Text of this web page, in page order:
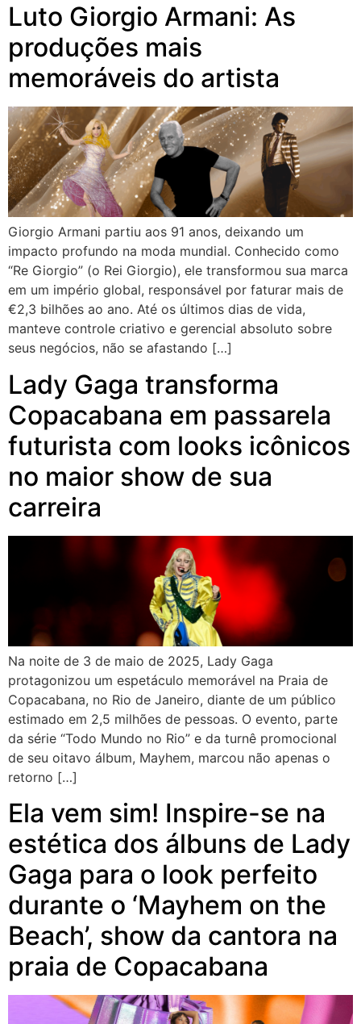
Luto Giorgio Armani: As
produções mais
memoráveis do artista
Giorgio Armani partiu aos 91 anos, deixando um
impacto profundo na moda mundial. Conhecido como
“Re Giorgio” (o Rei Giorgio), ele transformou sua marca
em um império global, responsável por faturar mais de
€2,3 bilhões ao ano. Até os últimos dias de vida,
manteve controle criativo e gerencial absoluto sobre
seus negócios, não se afastando […]
Lady Gaga transforma
Copacabana em passarela
futurista com looks icônicos
no maior show de sua
carreira
Na noite de 3 de maio de 2025, Lady Gaga
protagonizou um espetáculo memorável na Praia de
Copacabana, no Rio de Janeiro, diante de um público
estimado em 2,5 milhões de pessoas. O evento, parte
da série “Todo Mundo no Rio” e da turnê promocional
de seu oitavo álbum, Mayhem, marcou não apenas o
retorno […]
Ela vem sim! Inspire-se na
estética dos álbuns de Lady
Gaga para o look perfeito
durante o ‘Mayhem on the
Beach’, show da cantora na
praia de Copacabana